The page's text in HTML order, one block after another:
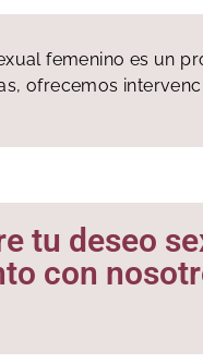
femenino es un
ofrecemos
tu deseo
con